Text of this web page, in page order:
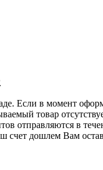
Если в момент
товар
отправляются в
счет дошлем Вам